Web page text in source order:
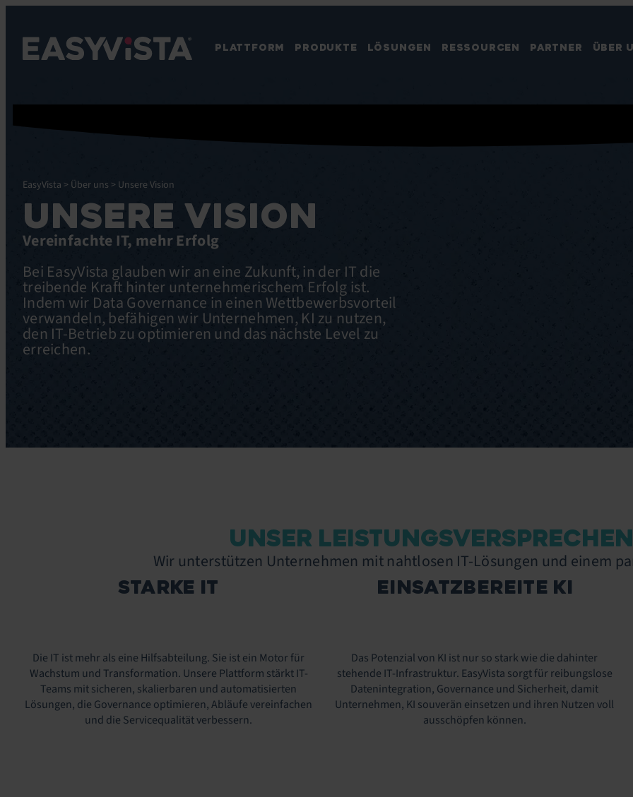
PLATTFORM PRODUKTE LÖSUNGEN RESSOURCEN PARTNER ÜBER
EasyVista > Über uns > Unsere Vision
UNSERE VISION
Vereinfachte IT, mehr Erfolg
Bei EasyVista glauben wir an eine Zukunft, in der IT die
treibende Kraft hinter unternehmerischem Erfolg ist.
Indem wir Data Governance in einen Wettbewerbsvorteil
verwandeln, befähigen wir Unternehmen, KI zu nutzen,
den IT-Betrieb zu optimieren und das nächste Level zu
erreichen.
UNSER
Wir unterstützen Unternehmen mit nahtlosen IT-Lösungen und einem
STARKE IT EINSATZBEREITE KI
Die IT ist mehr als eine Hilfsabteilung. Sie ist ein Motor für
Wachstum und Transformation. Unsere Plattform stärkt IT-
Teams mit sicheren, skalierbaren und automatisierten
Lösungen, die Governance optimieren, Abläufe vereinfachen
und die Servicequalität verbessern.
Das Potenzial von KI ist nur so stark wie die dahinter
stehende IT-Infrastruktur. EasyVista sorgt für reibungslose
Datenintegration, Governance und Sicherheit, damit
Unternehmen, KI souverän einsetzen und ihren Nutzen voll
ausschöpfen können.